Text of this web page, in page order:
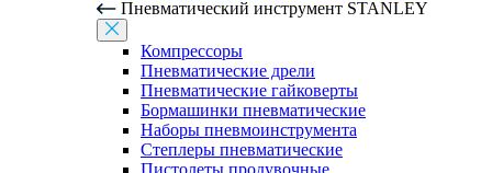
Пневматический инструмент STANLEY
Компрессоры
Пневматические дрели
Пневматические гайковерты
Бормашинки пневматические
Наборы пневмоинструмента
Степлеры пневматические
Пистолеты продувочные